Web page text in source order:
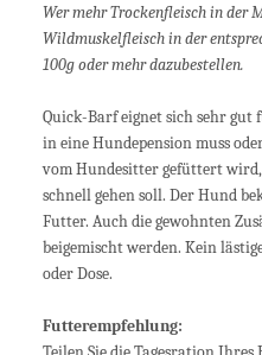
Wer mehr Trockenfleisch in der
Wildmuskelfleisch in der
100g oder mehr dazubestellen.
Quick-Barf eignet sich sehr
in eine Hundepension muss
vom Hundesitter gefüttert
schnell gehen soll. Der Hund
Futter. Auch die gewohnten
beigemischt werden. Kein
oder Dose.
Futterempfehlung: